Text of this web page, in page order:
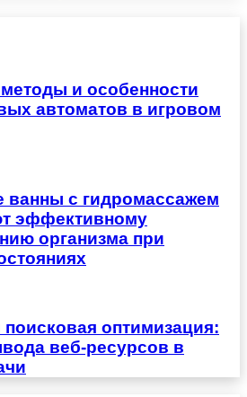
и особенности
автоматов в игровом
ванны с гидромассажем
эффективному
организма при
оптимизация:
веб-ресурсов в